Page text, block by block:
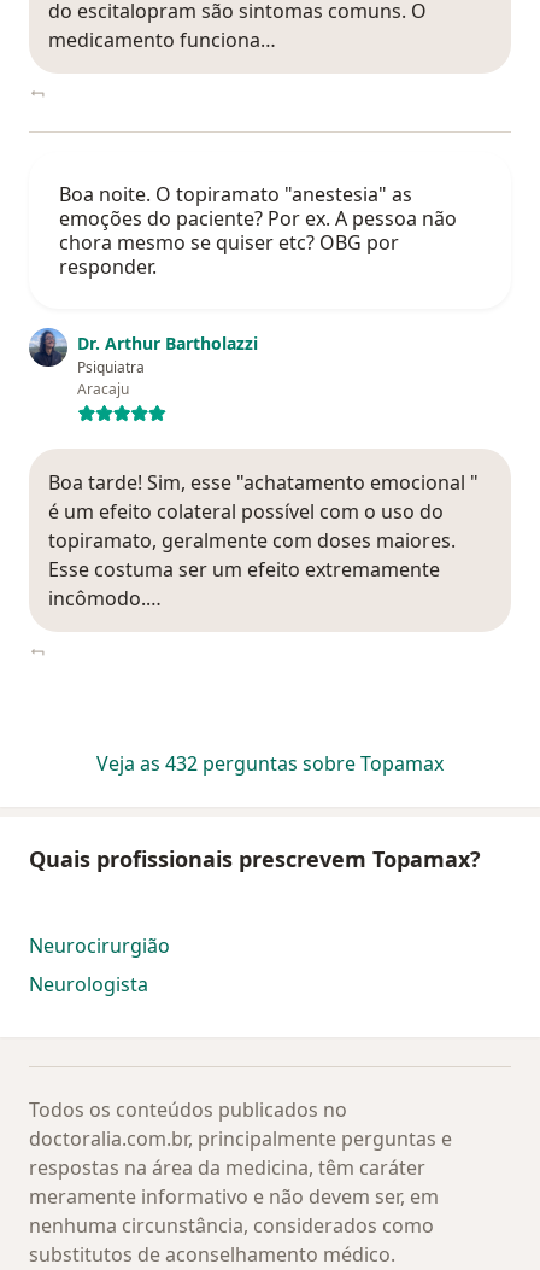
do escitalopram são sintomas comuns. O
medicamento funciona…
Boa noite. O topiramato "anestesia" as
emoções do paciente? Por ex. A pessoa não
chora mesmo se quiser etc? OBG por
responder.
Dr. Arthur Bartholazzi
Psiquiatra
Aracaju
Boa tarde! Sim, esse "achatamento emocional "
é um efeito colateral possível com o uso do
topiramato, geralmente com doses maiores.
Esse costuma ser um efeito extremamente
incômodo.…
Veja as 432 perguntas sobre Topamax
Quais profissionais prescrevem Topamax?
Neurocirurgião
Neurologista
Todos os conteúdos publicados no
doctoralia.com.br, principalmente perguntas e
respostas na área da medicina, têm caráter
meramente informativo e não devem ser, em
nenhuma circunstância, considerados como
substitutos de aconselhamento médico.